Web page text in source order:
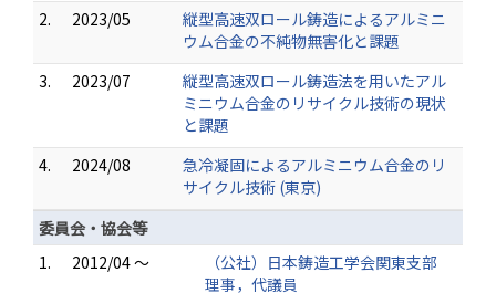
2.
2023/05
縦型高速双ロール鋳造によるアルミニ
ウム合金の不純物無害化と課題
3.
2023/07
縦型高速双ロール鋳造法を用いたアル
ミニウム合金のリサイクル技術の現状
と課題
4.
2024/08
急冷凝固によるアルミニウム合金のリ
サイクル技術 (東京)
委員会・協会等
1.
2012/04 ～
（公社）日本鋳造工学会関東支部
理事，代議員